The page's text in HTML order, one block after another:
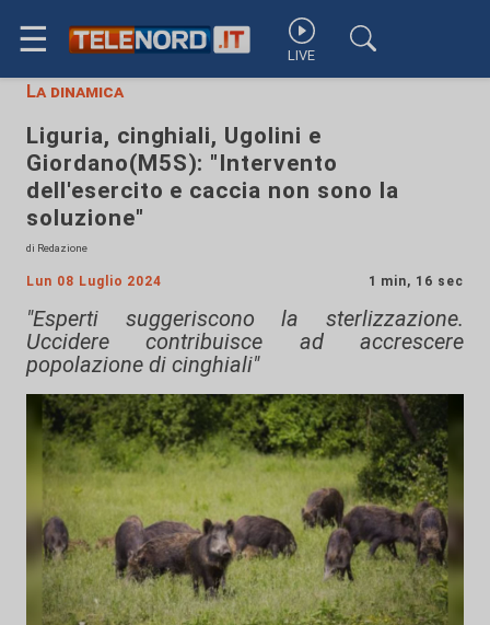
☰ LIVE
La dinamica
Liguria, cinghiali, Ugolini e
Giordano(M5S): "Intervento
dell'esercito e caccia non sono la
soluzione"
di Redazione
Lun 08 Luglio 2024 1 min, 16 sec
"Esperti suggeriscono la sterlizzazione.
Uccidere contribuisce ad accrescere
popolazione di cinghiali"